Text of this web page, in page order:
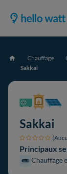
Accueil Chauffage
Sakkai
Sakkai
Principaux
Chauffage